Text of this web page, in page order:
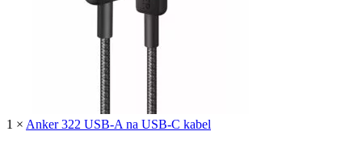
1 × Anker 322 USB-A na USB-C kabel